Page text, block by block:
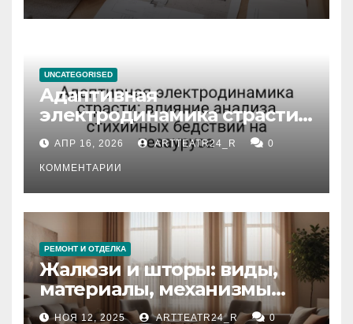
UNCATEGORISED
Адаптивная
электродинамика страсти:
влияние анализа
стихийных бедствий на
тезауруса
АПР 16, 2026 ARTTEATR24_R 0
КОММЕНТАРИИ
РЕМОНТ И ОТДЕЛКА
Жалюзи и шторы: виды,
материалы, механизмы
управления и уход
НОЯ 12, 2025 ARTTEATR24_R 0